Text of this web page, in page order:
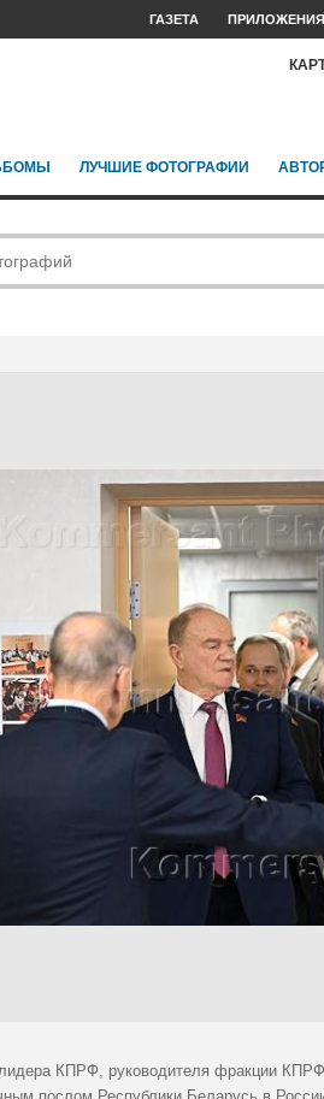
ГАЗЕТА ПРИЛОЖЕНИЯ
ЛУЧШИЕ ФОТОГРАФИИ
КПРФ, руководителя фракции